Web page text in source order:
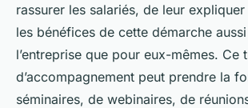
rassurer les salariés, de leur
les bénéfices de cette démarche
l’entreprise que pour eux-mêmes. Ce
d’accompagnement peut prendre la
séminaires, de webinaires, de